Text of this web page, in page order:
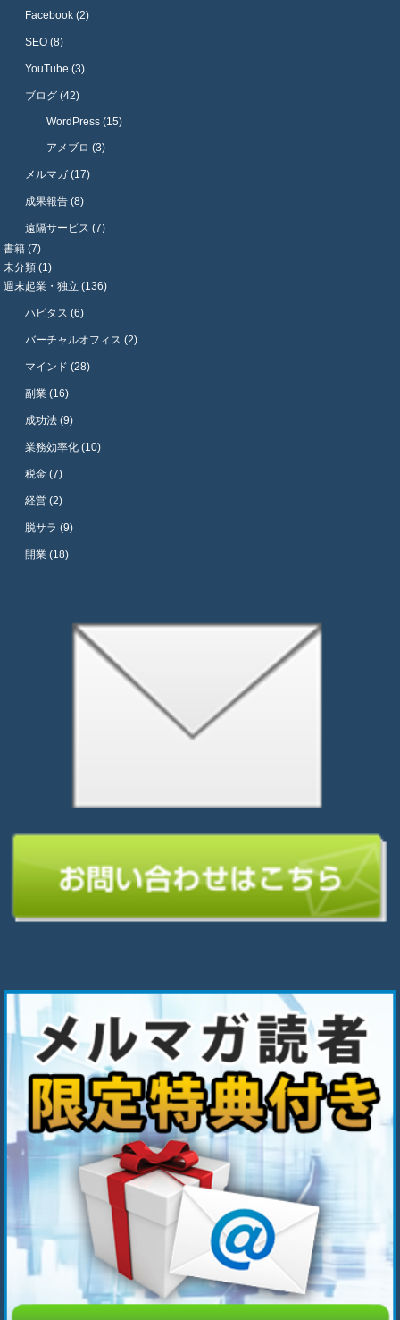
Facebook (2)
SEO (8)
YouTube (3)
ブログ (42)
WordPress (15)
アメブロ (3)
メルマガ (17)
成果報告 (8)
遠隔サービス (7)
書籍 (7)
未分類 (1)
週末起業・独立 (136)
ハピタス (6)
バーチャルオフィス (2)
マインド (28)
副業 (16)
成功法 (9)
業務効率化 (10)
税金 (7)
経営 (2)
脱サラ (9)
開業 (18)